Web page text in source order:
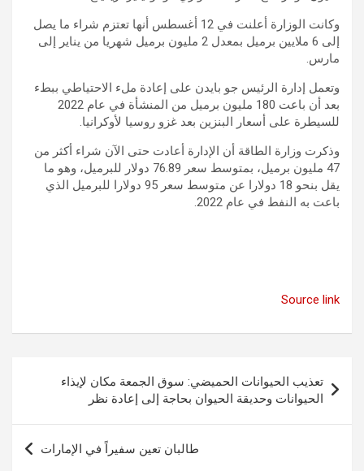
وكانت الوزارة أعلنت في 12 أغسطس أنها تعتزم شراء ما يصل
إلى 6 ملايين برميل بمعدل 2 مليون برميل شهريا من يناير إلى
مارس.
وتعمل إدارة الرئيس جو بايدن على إعادة ملء الاحتياطي ببطء
بعد أن باعت 180 مليون برميل من المنشأة في عام 2022
للسيطرة على أسعار البنزين بعد غزو روسيا لأوكرانيا.
وذكرت وزارة الطاقة أن الإدارة أعادت حتى الآن شراء أكثر من
47 مليون برميل، بمتوسط ​​سعر 76.89 دولار للبرميل، وهو ما
يقل بنحو 18 دولارا عن متوسط ​​سعر 95 دولارا للبرميل الذي
باعت به النفط في عام 2022.
Source link
المقالات
تعذيب الحيوانات الحميضي: سوق الجمعة مكان لإيذاء
الحيوانات وحديقة الحيوان بحاجة إلى إعادة نظر
طالبان تعين سفيراً في الإمارات